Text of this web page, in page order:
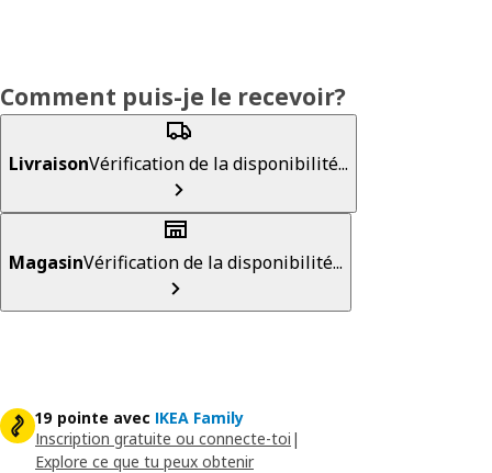
Comment puis-je le recevoir?
LivraisonVérification de la disponibilité...
MagasinVérification de la disponibilité...
19 pointe avec IKEA Family
Inscription gratuite ou connecte-toi |
Explore ce que tu peux obtenir